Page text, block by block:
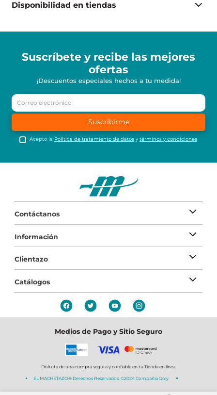
Disponibilidad en tiendas
Suscríbete y recibe las mejores
ofertas
¡Descuentos especiales hechos a tu medida!
Suscribirme
Acepto la Política de tratamiento de datos ytérminos y condiciones
Contáctanos
Información
Clientazo
Catálogos
Medios de Pago y Sitio Seguro
Disfruta de una compra segura y confiable en tu Tienda en línea.
EL MACHETAZO® Derechos Reservados. ©2024 Compañia Goly